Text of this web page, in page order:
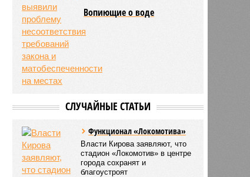
Вопиющие о воде
СЛУЧАЙНЫЕ СТАТЬИ
Функционал «Локомотива»
Власти Кирова заявляют, что
стадион «Локомотив» в центре
города сохранят и
благоустроят